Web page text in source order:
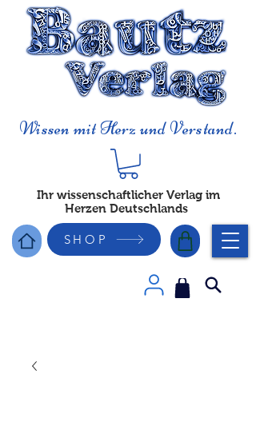
Wissen mit Herz und Verstand.
Ihr wissenschaftlicher Verlag im
Herzen Deutschlands
SHOP